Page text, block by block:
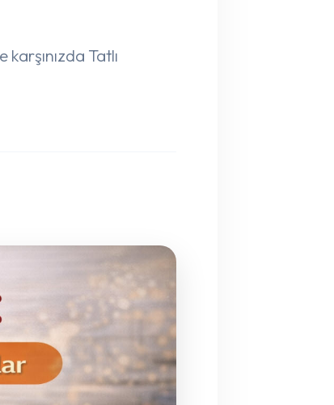
Tatlı